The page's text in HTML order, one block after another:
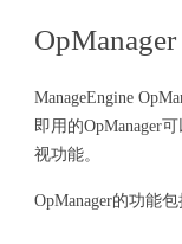
ManageEngine
即用的OpManager
视功能。
OpManager的功能